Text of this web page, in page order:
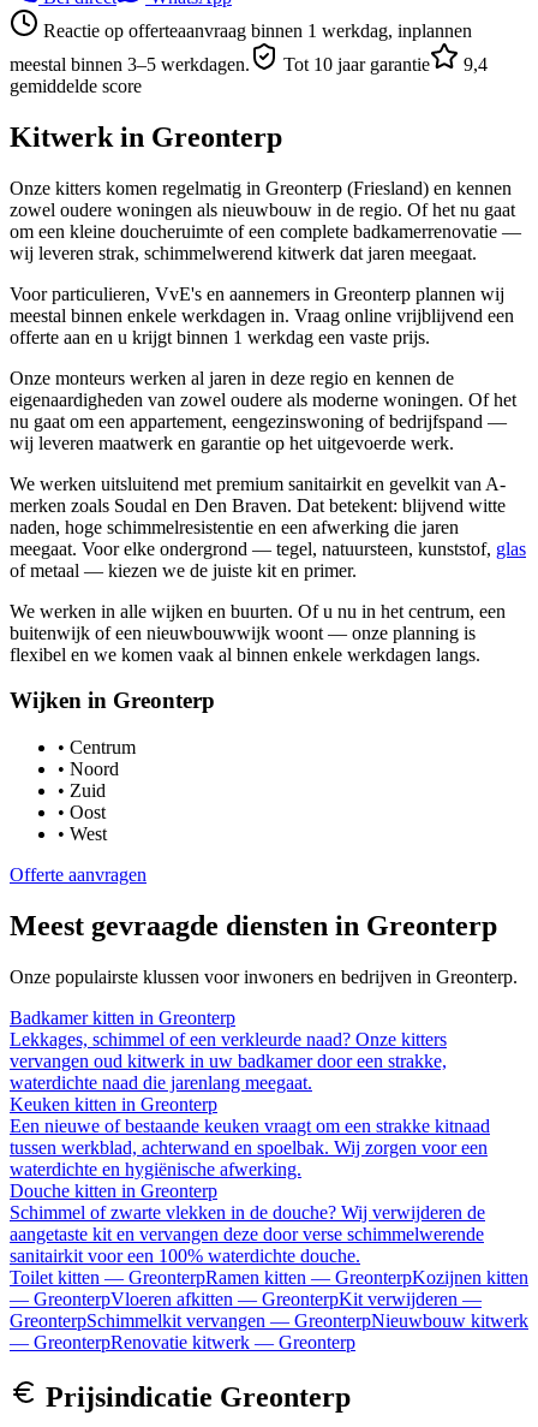
Reactie op offerteaanvraag binnen 1 werkdag, inplannen
meestal binnen 3–5 werkdagen.
Tot 10 jaar garantie
9,4
gemiddelde score
Kitwerk in Greonterp
Onze kitters komen regelmatig in Greonterp (Friesland) en kennen
zowel oudere woningen als nieuwbouw in de regio. Of het nu gaat
om een kleine doucheruimte of een complete badkamerrenovatie —
wij leveren strak, schimmelwerend kitwerk dat jaren meegaat.
Voor particulieren, VvE's en aannemers in Greonterp plannen wij
meestal binnen enkele werkdagen in. Vraag online vrijblijvend een
offerte aan en u krijgt binnen 1 werkdag een vaste prijs.
Onze monteurs werken al jaren in deze regio en kennen de
eigenaardigheden van zowel oudere als moderne woningen. Of het
nu gaat om een appartement, eengezinswoning of bedrijfspand —
wij leveren maatwerk en garantie op het uitgevoerde werk.
We werken uitsluitend met premium sanitairkit en gevelkit van A-
merken zoals Soudal en Den Braven. Dat betekent: blijvend witte
naden, hoge schimmelresistentie en een afwerking die jaren
meegaat. Voor elke ondergrond — tegel, natuursteen, kunststof, glas
of metaal — kiezen we de juiste kit en primer.
We werken in alle wijken en buurten. Of u nu in het centrum, een
buitenwijk of een nieuwbouwwijk woont — onze planning is
flexibel en we komen vaak al binnen enkele werkdagen langs.
Wijken in Greonterp
• Centrum
• Noord
• Zuid
• Oost
• West
Offerte aanvragen
Meest gevraagde diensten in Greonterp
Onze populairste klussen voor inwoners en bedrijven in Greonterp.
Badkamer kitten in Greonterp
Lekkages, schimmel of een verkleurde naad? Onze kitters
vervangen oud kitwerk in uw badkamer door een strakke,
waterdichte naad die jarenlang meegaat.
Keuken kitten in Greonterp
Een nieuwe of bestaande keuken vraagt om een strakke kitnaad
tussen werkblad, achterwand en spoelbak. Wij zorgen voor een
waterdichte en hygiënische afwerking.
Douche kitten in Greonterp
Schimmel of zwarte vlekken in de douche? Wij verwijderen de
aangetaste kit en vervangen deze door verse schimmelwerende
sanitairkit voor een 100% waterdichte douche.
Toilet kitten — GreonterpRamen kitten — GreonterpKozijnen kitten
— GreonterpVloeren afkitten — GreonterpKit verwijderen —
GreonterpSchimmelkit vervangen — GreonterpNieuwbouw kitwerk
— GreonterpRenovatie kitwerk — Greonterp
Prijsindicatie Greonterp